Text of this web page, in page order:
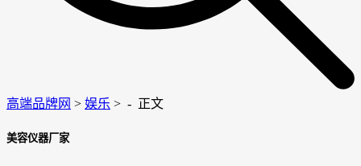
高端品牌网 > 娱乐 > - 正文
美容仪器厂家